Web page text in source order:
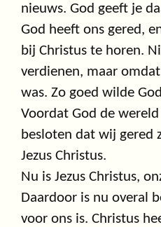
nieuws. God geeft je
God heeft ons gered,
bij Christus te horen.
verdienen, maar
was. Zo goed wilde
Voordat God de
besloten dat wij gered
Jezus Christus.
Nu is Jezus Christus,
Daardoor is nu overal
voor ons is. Christus